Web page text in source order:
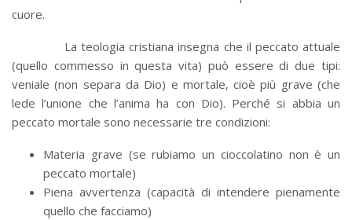
cuore.
La teologia cristiana insegna che il peccato attuale
(quello commesso in questa vita) può essere di due tipi:
veniale (non separa da Dio) e mortale, cioè più grave (che
lede l’unione che l’anima ha con Dio). Perché si abbia un
peccato mortale sono necessarie tre condizioni:
Materia grave (se rubiamo un cioccolatino non è un
peccato mortale)
Piena avvertenza (capacità di intendere pienamente
quello che facciamo)